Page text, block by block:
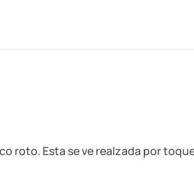
roto. Esta se ve realzada por